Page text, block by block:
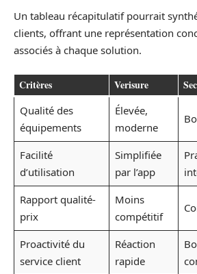
Un tableau récapitulatif pourrait
clients, offrant une représentation
associés à chaque solution.
Critères Verisure
Qualité des
équipements
Élevée,
moderne
Facilité
d’utilisation
Simplifiée
par l’app
Rapport qualité-
prix
Moins
compétitif
Proactivité du
service client
Réaction
rapide